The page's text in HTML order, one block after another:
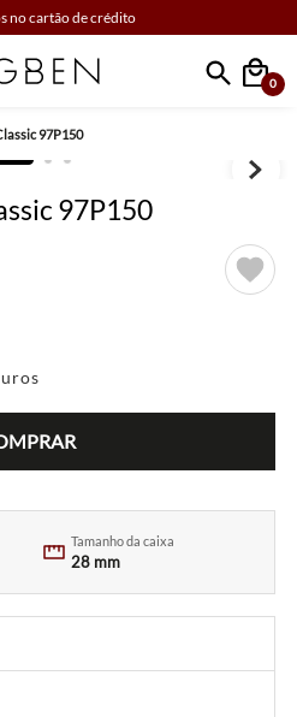
no cartão de crédito
0
97P150
97P150
Tamanho da caixa
28 mm